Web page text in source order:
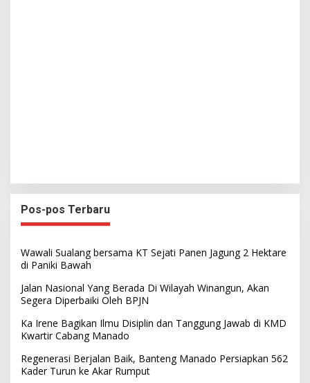
Pos-pos Terbaru
Wawali Sualang bersama KT Sejati Panen Jagung 2 Hektare
di Paniki Bawah
Jalan Nasional Yang Berada Di Wilayah Winangun, Akan
Segera Diperbaiki Oleh BPJN
Ka Irene Bagikan Ilmu Disiplin dan Tanggung Jawab di KMD
Kwartir Cabang Manado
Regenerasi Berjalan Baik, Banteng Manado Persiapkan 562
Kader Turun ke Akar Rumput